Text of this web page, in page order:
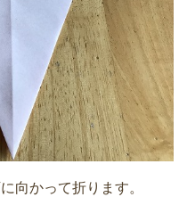
向かって折ります。